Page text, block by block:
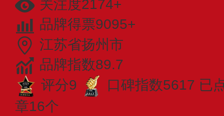
关注度2174+
品牌得票9095+
江苏省扬州市
品牌指数89.7
评分9
口碑指数5617 已
章16个